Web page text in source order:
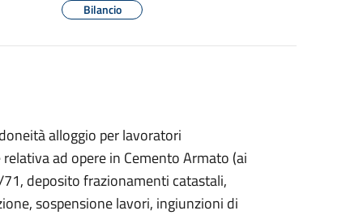
Bilancio
alloggio per lavoratori
ad opere in Cemento Armato (ai
deposito frazionamenti catastali,
sospensione lavori, ingiunzioni di